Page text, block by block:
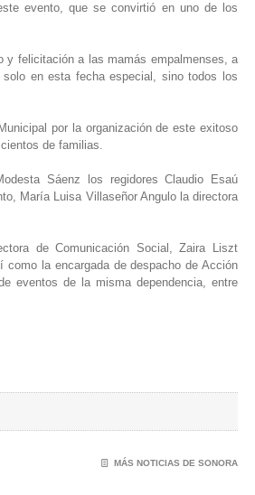
evento, que se convirtió en uno de los
y felicitación a las mamás empalmenses, a
en esta fecha especial, sino todos los
por la organización de este exitoso
de familias.
Sáenz los regidores Claudio Esaú
María Luisa Villaseñor Angulo la directora
de Comunicación Social, Zaira Liszt
como la encargada de despacho de Acción
eventos de la misma dependencia, entre
📄 MÁS NOTICIAS DE SONORA